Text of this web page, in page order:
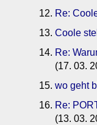
Re:
Coole
Re:
(17. 03.
wo geht
Re:
(13. 03.